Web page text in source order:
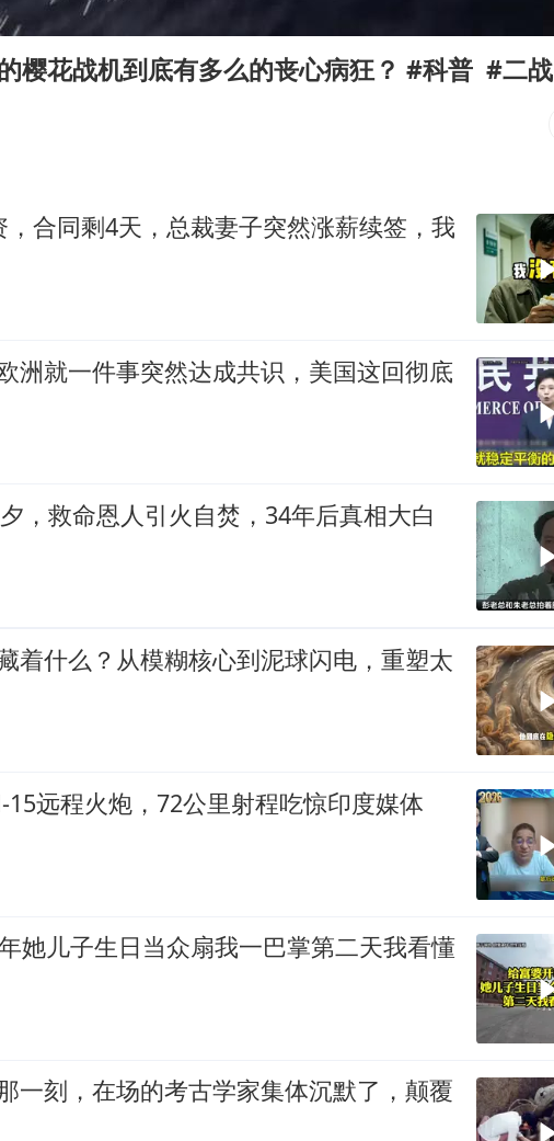
台湾海峡南口北上船舶实施交通管制
方程豹钛9新车申报
Meta重新支棱起来了吗
樱花战机到底有多么的丧心病狂？ #科普 #二战
合同剩4天，总裁妻子突然涨薪续签，我
洲就一件事突然达成共识，美国这回彻底
，救命恩人引火自焚，34年后真相大白
着什么？从模糊核心到泥球闪电，重塑太
15远程火炮，72公里射程吃惊印度媒体
她儿子生日当众扇我一巴掌第二天我看懂
一刻，在场的考古学家集体沉默了，颠覆